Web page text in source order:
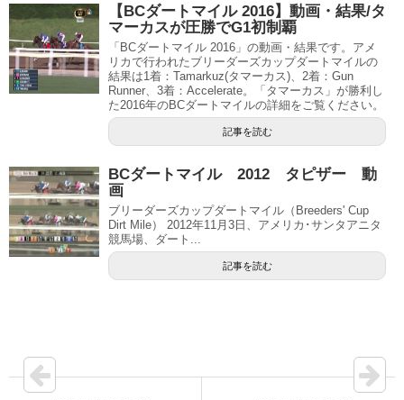
【BCダートマイル 2016】動画・結果/タ
マーカスが圧勝でG1初制覇
「BCダートマイル 2016」の動画・結果です。アメ
リカで行われたブリーダーズカップダートマイルの
結果は1着：Tamarkuz(タマーカス)、2着：Gun
Runner、3着：Accelerate。「タマーカス」が勝利し
た2016年のBCダートマイルの詳細をご覧ください。
記事を読む
BCダートマイル 2012 タピザー 動
画
ブリーダーズカップダートマイル（Breeders' Cup
Dirt Mile） 2012年11月3日、アメリカ･サンタアニタ
競馬場、ダート...
記事を読む